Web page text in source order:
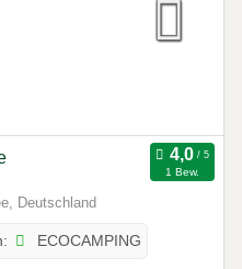
1 Bew.
Deutschland
ECOCAMPING